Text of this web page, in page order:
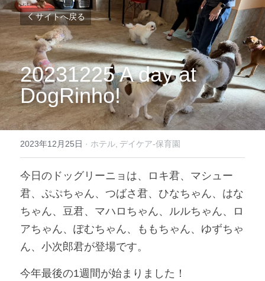
サイトへ戻る
20231225 A day at
DogRinho!
2023年12月25日 · ホテル, デイケア-保育園
今日のドッグリーニョは、ロキ君、マシュー
君、ぷぷちゃん、つばさ君、ひなちゃん、はな
ちゃん、豆君、マハロちゃん、ルルちゃん、ロ
アちゃん、ぽむちゃん、ももちゃん、ゆずちゃ
ん、小次郎君が登場です。
今年最後の1週間が始まりました！